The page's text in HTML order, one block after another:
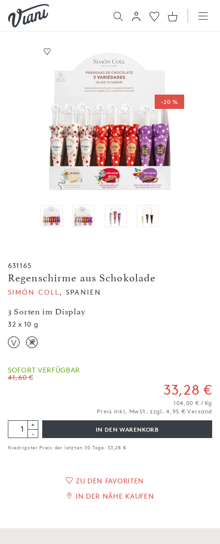
-20 %
631165
Regenschirme aus Schokolade
3 Sorten im Display
SIMÓN COLL , SPANIEN
32 x 10 g
SOFORT VERFÜGBAR
41,60 €
33,28 €
104,00 € / Kg
Preis inkl. MwSt. zzgl. 4,95 € Versand
+
-
IN DEN WARENKORB
Niedrigster Preis der letzten 30 Tage:33,28 €
ZU DEN FAVORITEN
IN DER NÄHE KAUFEN